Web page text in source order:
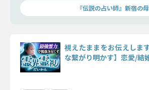
『伝説の占い師』新宿の母
視えたままをお伝えしま
な繋がり明かす】恋愛/結